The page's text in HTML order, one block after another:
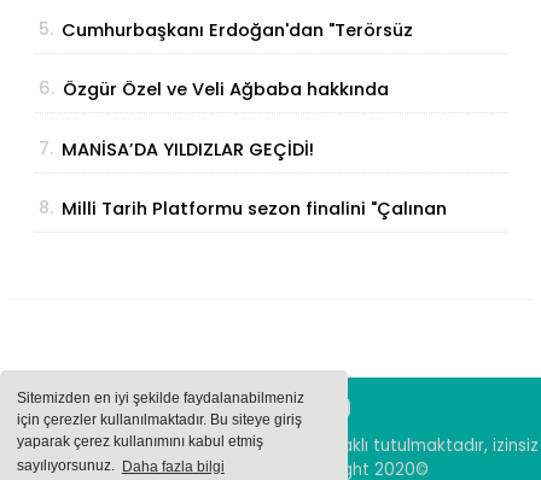
Sitemizden en iyi şekilde faydalanabilmeniz
için çerezler kullanılmaktadır. Bu siteye giriş
yaparak çerez kullanımını kabul etmiş
sayılıyorsunuz. Daha fazla bilgi
5. Cumhurbaşkanı Erdoğan'dan "Terörsüz
Türkiye" Açıklaması: "Milli Birliğimizi
Perçinleyecek"
6. Özgür Özel ve Veli Ağbaba hakkında
7. MANİSA’DA YILDIZLAR GEÇİDİ!
8. Milli Tarih Platformu sezon finalini "Çalınan
Sitemizde bulunan içeriklerin tüm hakları saklı tutulmaktadır, izinsiz
içerikler kullanılamaz. Copyright 2020©